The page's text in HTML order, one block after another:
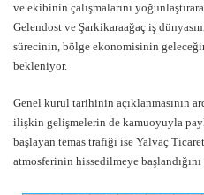
ve ekibinin çalışmalarını
Gelendost ve Şarkikaraağaç iş
sürecinin, bölge ekonomisinin
bekleniyor.
Genel kurul tarihinin açıklanmasının
ilişkin gelişmelerin de kamuoyuyla
başlayan temas trafiği ise Yalvaç
atmosferinin hissedilmeye